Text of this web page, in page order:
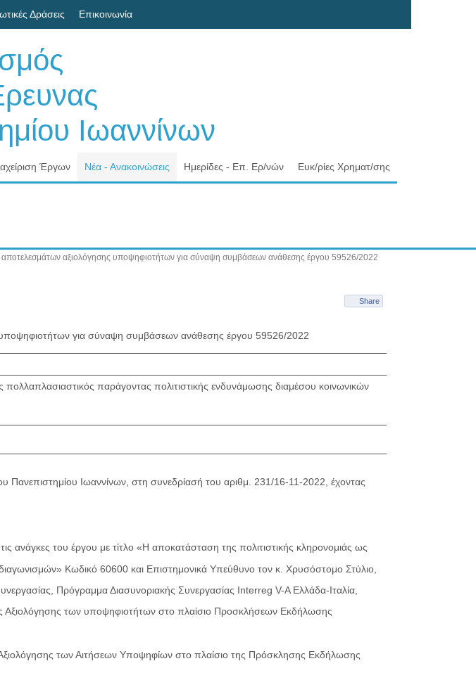
Δράσεις Επικοινωνία
Ιωαννίνων
Έργων Νέα - Ανακοινώσεις Ημερίδες - Επ. Ερ/νών Ευκ/ρίες Χρηματ/σης
αξιολόγησης υποψηφιοτήτων για σύναψη συμβάσεων ανάθεσης έργου 59526/2022
Share
για σύναψη συμβάσεων ανάθεσης έργου 59526/2022
παράγοντας πολιτιστικής ενδυνάμωσης διαμέσου κοινωνικών
Πανεπιστημίου Ιωαννίνων, στη συνεδρίασή του αριθμ. 231/16-11-2022, έχοντας
του έργου με τίτλο «Η αποκατάσταση της πολιτιστικής κληρονομιάς ως
Κωδικό 60600 και Επιστημονικά Υπεύθυνο τον κ. Χρυσόστομο Στύλιο,
Πρόγραμμα Διασυνοριακής Συνεργασίας Interreg V-A Ελλάδα-Ιταλία,
των υποψηφιοτήτων στο πλαίσιο Προσκλήσεων Εκδήλωσης
των Αιτήσεων Υποψηφίων στο πλαίσιο της Πρόσκλησης Εκδήλωσης